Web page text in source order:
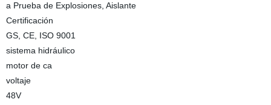
a Prueba de Explosiones, Aislante
Certificación
GS, CE, ISO 9001
sistema hidráulico
motor de ca
voltaje
48V